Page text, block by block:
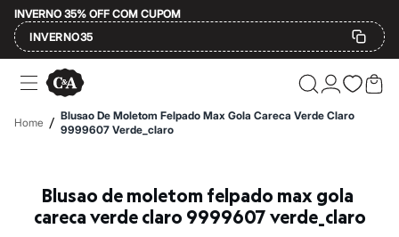
INVERNO 35% OFF COM CUPOM
INVERNO35
Ofertas
Compre por Departamento
Feminino
Masculino
Plus Size
Até 20% off
Até 40% off
Home / Blusao De Moletom Felpado Max Gola Careca Verde Claro
9999607 Verde_claro
Blusao de moletom felpado max gola
careca verde claro 9999607 verde_claro